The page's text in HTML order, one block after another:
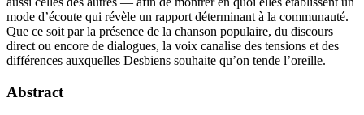
mode d’écoute qui révèle un rapport déterminant à la communauté.
Que ce soit par la présence de la chanson populaire, du discours
direct ou encore de dialogues, la voix canalise des tensions et des
différences auxquelles Desbiens souhaite qu’on tende l’oreille.
Abstract